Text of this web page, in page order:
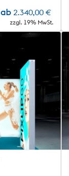
ab 2.340,00 €
zzgl. 19% MwSt.